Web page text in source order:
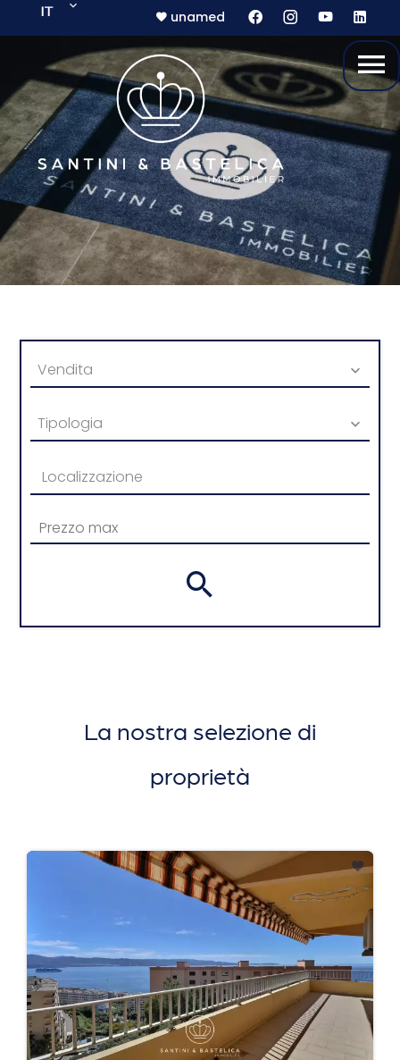
IT unamed
Vendita
Tipologia
Localizzazione
La nostra selezione di
proprietà